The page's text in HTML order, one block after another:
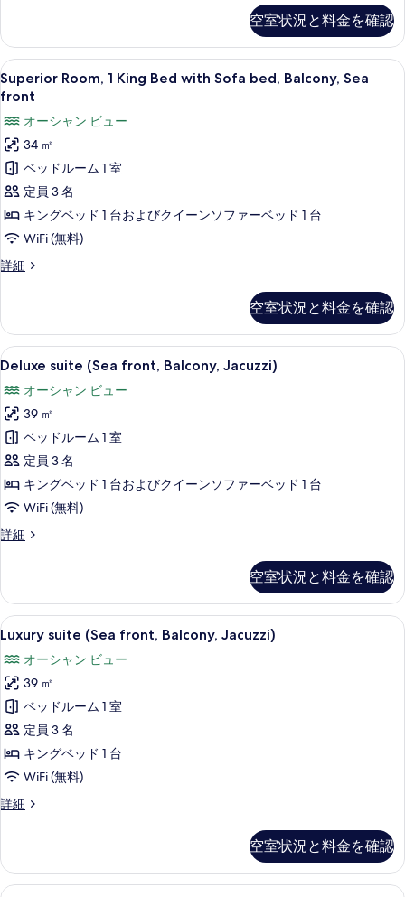
す
べ
て
の
写
真
を
表
示
す
る
Room,
Double
Bed,
Sea
front
の
詳
細
空室状況と料金を確認
Superior
Room,
King
Bed
with
Sofa
bed,
Balcony,
Sea
front
す
べ
て
の
写
真
を
表
示
す
Superior Room, 1 King Bed with
12
Superior Room, 1 King Bed with Sofa bed, Balcony, Sea
front
オーシャン ビュー
34 ㎡
ベッドルーム 1 室
定員 3 名
キングベッド 1 台およびクイーンソファーベッド 1 台
WiFi (無料)
詳細
Superior
Bed
with
Sofa
Balcony,
Sea
front
の
詳
細
空室状況と料金を確認
Deluxe
suite
(Sea
front,
Balcony,
Jacuzzi)
の
す
べ
写
真
を
表
示
す
る
Deluxe suite (Sea front, Balcony,
6
Deluxe suite (Sea front, Balcony, Jacuzzi)
オーシャン ビュー
39 ㎡
ベッドルーム 1 室
定員 3 名
キングベッド 1 台およびクイーンソファーベッド 1 台
WiFi (無料)
詳細
Deluxe
Balcony,
Jacuzzi)
の
細
空室状況と料金を確認
Luxury
suite
(Sea
front,
Balcony,
Jacuzzi)
の
す
べ
写
真
Luxury suite (Sea front, Balcony,
28
Luxury suite (Sea front, Balcony, Jacuzzi)
オーシャン ビュー
39 ㎡
ベッドルーム 1 室
定員 3 名
キングベッド 1 台
WiFi (無料)
詳細
Luxury
Balcony,
Jacuzzi)
空室状況と料金を確認
ロイヤル ペントハウス | 1 室のベッ